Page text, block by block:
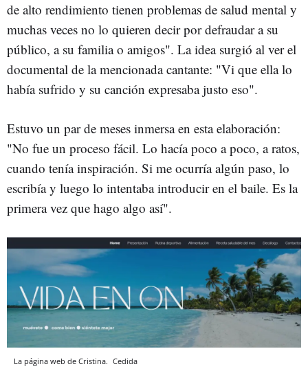
de alto rendimiento tienen problemas de salud mental y
muchas veces no lo quieren decir por defraudar a su
público, a su familia o amigos". La idea surgió al ver el
documental de la mencionada cantante: "Vi que ella lo
había sufrido y su canción expresaba justo eso".
Estuvo un par de meses inmersa en esta elaboración:
"No fue un proceso fácil. Lo hacía poco a poco, a ratos,
cuando tenía inspiración. Si me ocurría algún paso, lo
escribía y luego lo intentaba introducir en el baile. Es la
primera vez que hago algo así".
La página web de Cristina. Cedida